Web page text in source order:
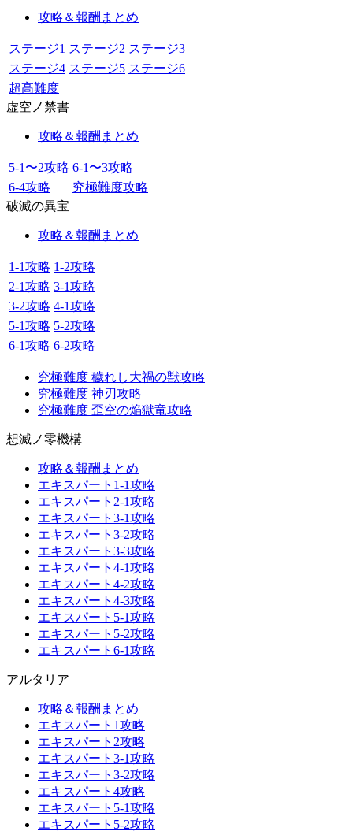
攻略＆報酬まとめ
ステージ1 ステージ2 ステージ3
ステージ4 ステージ5 ステージ6
超高難度
虚空ノ禁書
攻略＆報酬まとめ
5-1〜2攻略 6-1〜3攻略
6-4攻略
究極難度攻略
破滅の異宝
攻略＆報酬まとめ
1-1攻略 1-2攻略
2-1攻略 3-1攻略
3-2攻略 4-1攻略
5-1攻略 5-2攻略
6-1攻略 6-2攻略
究極難度 穢れし大禍の獣攻略
究極難度 神刃攻略
究極難度 歪空の焔獄竜攻略
想滅ノ零機構
攻略＆報酬まとめ
エキスパート1-1攻略
エキスパート2-1攻略
エキスパート3-1攻略
エキスパート3-2攻略
エキスパート3-3攻略
エキスパート4-1攻略
エキスパート4-2攻略
エキスパート4-3攻略
エキスパート5-1攻略
エキスパート5-2攻略
エキスパート6-1攻略
アルタリア
攻略＆報酬まとめ
エキスパート1攻略
エキスパート2攻略
エキスパート3-1攻略
エキスパート3-2攻略
エキスパート4攻略
エキスパート5-1攻略
エキスパート5-2攻略